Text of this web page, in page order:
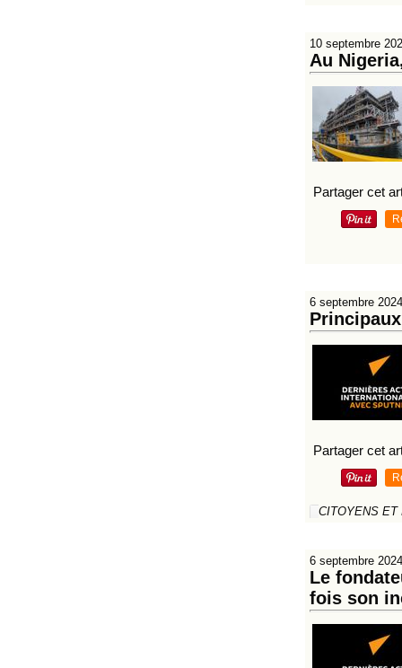
10 septembre
Au
Partager cet
6 septembre 2024
Partager cet
CITOYENS ET
6 septembre 2024
Le
fois son